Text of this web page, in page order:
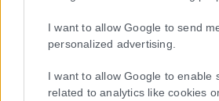
I want to allow Google to send
personalized advertising.
I want to allow Google to enable
related to analytics like cookies